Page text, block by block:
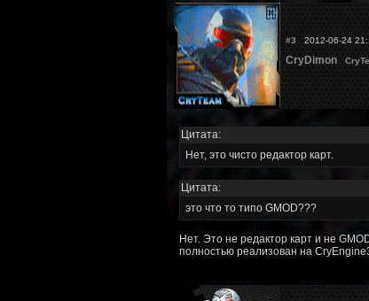
#3 2012-06-24
CryDimon
Цитата:
Нет, это чисто редактор карт.
Цитата:
это что то типо GMOD???
Нет. Это не редактор карт и не
полностью реализован на